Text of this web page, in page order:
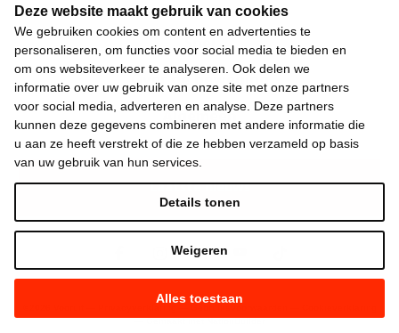
Deze website maakt gebruik van cookies
We gebruiken cookies om content en advertenties te
personaliseren, om functies voor social media te bieden en
om ons websiteverkeer te analyseren. Ook delen we
informatie over uw gebruik van onze site met onze partners
voor social media, adverteren en analyse. Deze partners
kunnen deze gegevens combineren met andere informatie die
u aan ze heeft verstrekt of die ze hebben verzameld op basis
van uw gebruik van hun services.
Alles toestaan
Weigeren
Details tonen
Snel
Over de beweging
Algemeen
Laatste nieuws
—Gemaakt met NationBuilder